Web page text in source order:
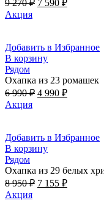
9 270₽
270 ₽.
7 590 ₽
Акция
Добавить в Избранное
В корзину
Рядом
Охапка из 23 ромашек
6 990₽ Первоначальная
990 ₽.
4 990 ₽Текущая
Акция
Добавить в Избранное
В корзину
Рядом
Охапка из 29 белых
8 950₽ Первоначальная
7 155 ₽Текущая
Акция